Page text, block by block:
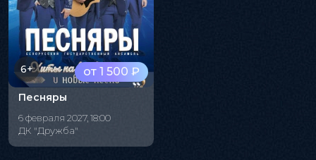
от 1 500 ₽
6+
Песняры
6 февраля 2027, 18:00
ДК "Дружба"